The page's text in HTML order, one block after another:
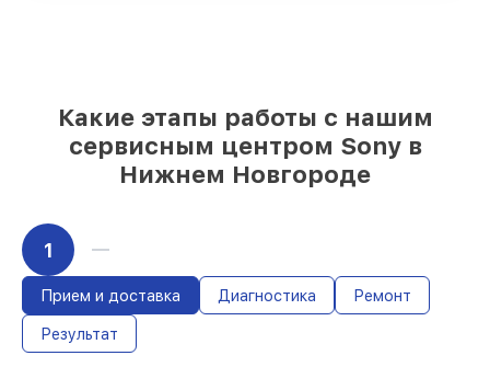
Какие этапы работы с нашим
сервисным центром Sony в
Нижнем Новгороде
1
Прием и доставка Диагностика Ремонт
Результат